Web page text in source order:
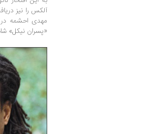
آلکس را نیز
مهدی احشمه در
«پسران نیکل»